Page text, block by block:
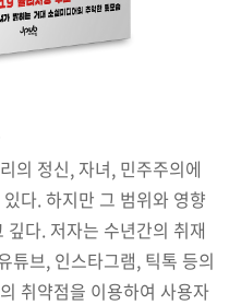
의 정신, 자녀, 민주주의에
다. 하지만 그 범위와 영향
다. 저자는 수년간의 취재
튜브, 인스타그램, 틱톡 등의
취약점을 이용하여 사용자